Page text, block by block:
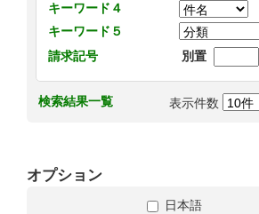
キーワード４
キーワード５
請求記号
別置
検索結果一覧 表示件数
オプション
日本語